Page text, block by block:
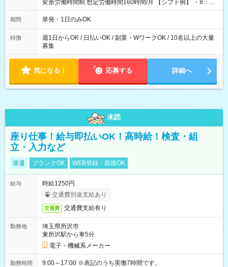
変形労働時間制 想定労働時間160時間/月 【シフト例】 ・8：00
～21：00
期間 単発・1日のみOK
特徴
週1日からOK / 日払いOK / 副業・WワークOK / 10名以上の大量
募集
気になる！ 応募する 詳細へ
未読
座り仕事！給与即払いOK！高時給！検査・組
立・入力など
派遣 ブランクOK WEB登録・面接OK
給与
時給1250円
交通費別途支給あり
交通費 交通費支給有り
勤務地
埼玉県所沢市
東所沢駅から車5分
電子・機械系メーカー
勤務時間 9:00～17:00 ※表記のうち実働7時間です。